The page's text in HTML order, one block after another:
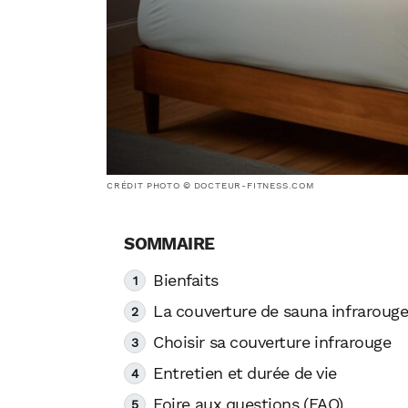
CRÉDIT PHOTO © DOCTEUR-FITNESS.COM
Bienfaits
La couverture de sauna infrarouge
Choisir sa couverture infrarouge
Entretien et durée de vie